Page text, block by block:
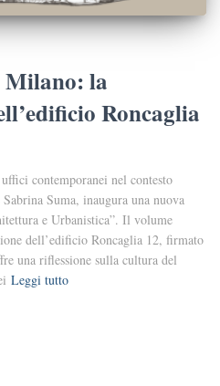
Milano: la
Roncaglia
contemporanei nel contesto
Suma, inaugura una nuova
e Urbanistica”. Il volume
dell’edificio Roncaglia 12, firmato
una riflessione sulla cultura del
Leggi tutto